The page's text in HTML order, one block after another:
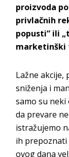
proizvoda
privlačnih
popusti“ ili
marketinški
Lažne akcije,
sniženja i
samo su
da prevare
istražujemo
ih prepoznati
ovog dana